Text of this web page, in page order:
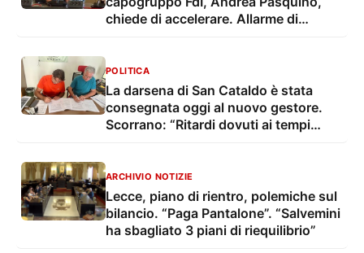
chiede di accelerare. Allarme di
POLITICA
La darsena di San Cataldo è stata
consegnata oggi al nuovo gestore.
Scorrano: “Ritardi dovuti ai tempi
ARCHIVIO NOTIZIE
Lecce, piano di rientro, polemiche sul
bilancio. “Paga Pantalone”. “Salvemini
ha sbagliato 3 piani di riequilibrio”